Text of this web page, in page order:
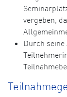
vergeben,
Durch